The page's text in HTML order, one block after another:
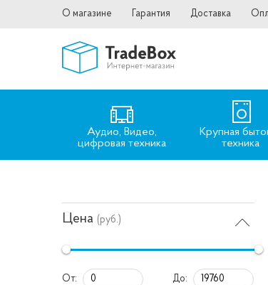
О магазине Гарантия Доставка
Аудио, Видео,
цифровая техника
Крупная
техника
Цена (руб.)
От: До: